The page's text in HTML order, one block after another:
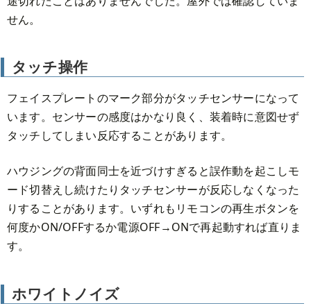
せん。
タッチ操作
フェイスプレートのマーク部分がタッチセンサーになって
います。センサーの感度はかなり良く、装着時に意図せず
タッチしてしまい反応することがあります。
ハウジングの背面同士を近づけすぎると誤作動を起こしモ
ード切替えし続けたりタッチセンサーが反応しなくなった
りすることがあります。いずれもリモコンの再生ボタンを
何度かON/OFFするか電源OFF→ONで再起動すれば直りま
す。
ホワイトノイズ